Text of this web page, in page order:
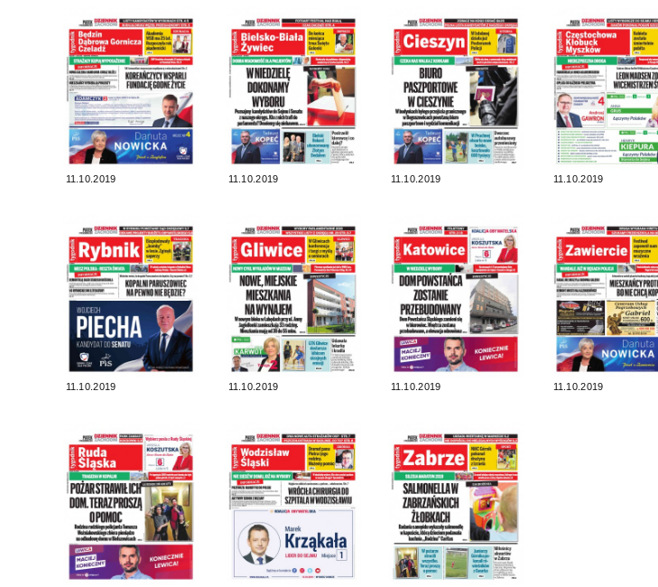
11.10.2019 11.10.2019 11.10.2019 11.10.2019
11.10.2019 11.10.2019 11.10.2019 11.10.2019